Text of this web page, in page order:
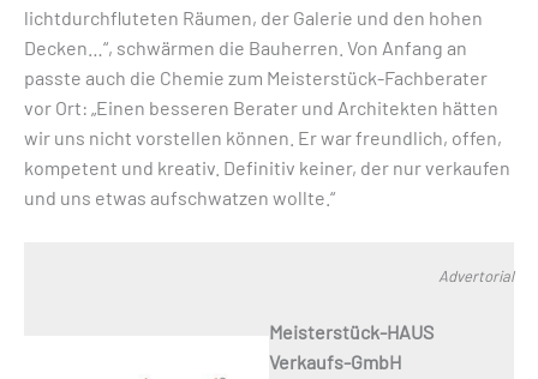
lichtdurchfluteten Räumen, der Galerie und den hohen
Decken…“, schwärmen die Bauherren. Von Anfang an
passte auch die Chemie zum Meisterstück-Fachberater
vor Ort: „Einen besseren Berater und Architekten hätten
wir uns nicht vorstellen können. Er war freundlich, offen,
kompetent und kreativ. Definitiv keiner, der nur verkaufen
und uns etwas aufschwatzen wollte.“
Advertorial
Meisterstück-HAUS
Verkaufs-GmbH